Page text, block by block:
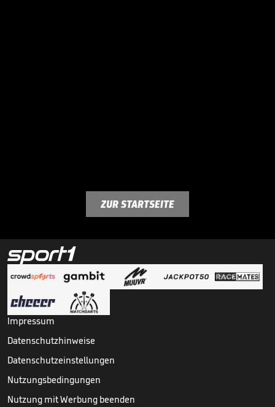
ZUR STARTSEITE
Impressum
Datenschutzhinweise
Datenschutzeinstellungen
Nutzungsbedingungen
Nutzung mit Werbung beenden